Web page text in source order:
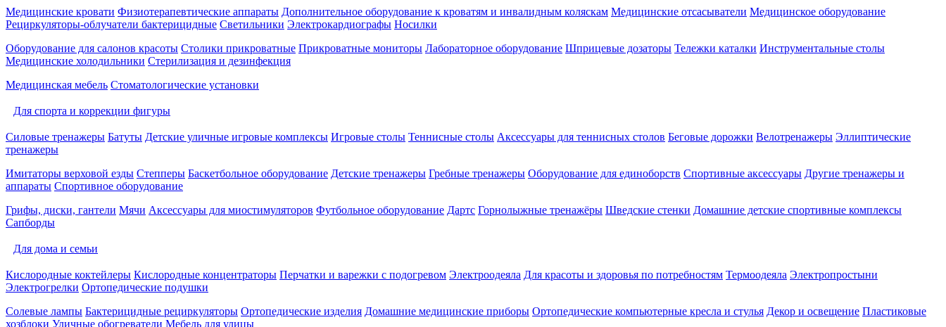
Медицинские кровати Физиотерапевтические аппараты Дополнительное оборудование к кроватям и инвалидным коляскам Медицинские отсасыватели Медицинское оборудование
Рециркуляторы-облучатели бактерицидные Светильники Электрокардиографы Носилки
Оборудование для салонов красоты Столики прикроватные Прикроватные мониторы Лабораторное оборудование Шприцевые дозаторы Тележки каталки Инструментальные столы
Медицинские холодильники Стерилизация и дезинфекция
Медицинская мебель Стоматологические установки
Для спорта и коррекции фигуры
Силовые тренажеры Батуты Детские уличные игровые комплексы Игровые столы Теннисные столы Аксессуары для теннисных столов Беговые дорожки Велотренажеры Эллиптические
тренажеры
Имитаторы верховой езды Степперы Баскетбольное оборудование Детские тренажеры Гребные тренажеры Оборудование для единоборств Спортивные аксессуары Другие тренажеры и
аппараты Спортивное оборудование
Грифы, диски, гантели Мячи Аксессуары для миостимуляторов Футбольное оборудование Дартс Горнолыжные тренажёры Шведские стенки Домашние детские спортивные комплексы
Сапборды
Для дома и семьи
Кислородные коктейлеры Кислородные концентраторы Перчатки и варежки с подогревом Электроодеяла Для красоты и здоровья по потребностям Термоодеяла Электропростыни
Электрогрелки Ортопедические подушки
Солевые лампы Бактерицидные рециркуляторы Ортопедические изделия Домашние медицинские приборы Ортопедические компьютерные кресла и стулья Декор и освещение Пластиковые
хозблоки Уличные обогреватели Мебель для улицы